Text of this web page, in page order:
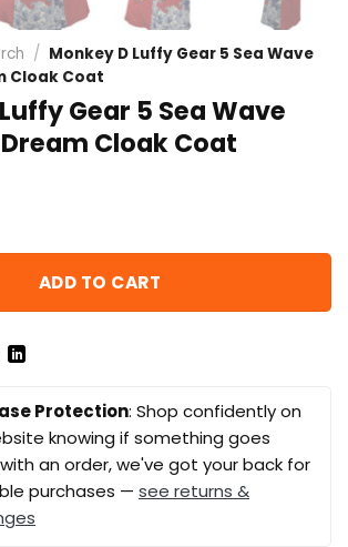
/ Monkey D Luffy Gear 5 Sea Wave
Cloak Coat
Gear 5 Sea Wave
Cloak Coat
ADD TO CART
Protection: Shop confidently on
knowing if something goes
an order, we've got your back for
purchases — see returns &